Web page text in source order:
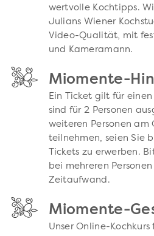
wertvolle Kochtipps.
Julians Wiener
Video-Qualität, mit
und Kameramann.
Miomente-
Ein Ticket gilt für
sind für 2 Personen
weiteren Personen am
teilnehmen, seien Sie
Tickets zu erwerben.
bei mehreren
Zeitaufwand.
Miomente-
Unser Online-